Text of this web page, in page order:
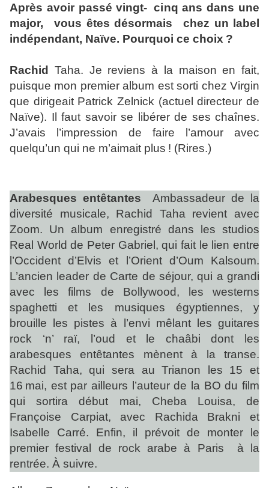
Après avoir passé vingt- cinq ans dans une
major, vous êtes désormais chez un label
indépendant, Naïve. Pourquoi ce choix ?
Rachid Taha. Je reviens à la maison en fait,
puisque mon premier album est sorti chez Virgin
que dirigeait Patrick Zelnick (actuel directeur de
Naïve). Il faut savoir se libérer de ses chaînes.
J’avais l’impression de faire l’amour avec
quelqu’un qui ne m’aimait plus ! (Rires.)
Arabesques entêtantes Ambassadeur de la
diversité musicale, Rachid Taha revient avec
Zoom. Un album enregistré dans les studios
Real World de Peter Gabriel, qui fait le lien entre
l’Occident d’Elvis et l’Orient d’Oum Kalsoum.
L’ancien leader de Carte de séjour, qui a grandi
avec les films de Bollywood, les westerns
spaghetti et les musiques égyptiennes, y
brouille les pistes à l’envi mêlant les guitares
rock ‘n’ raï, l’oud et le chaâbi dont les
arabesques entêtantes mènent à la transe.
Rachid Taha, qui sera au Trianon les 15 et
16 mai, est par ailleurs l’auteur de la BO du film
qui sortira début mai, Cheba Louisa, de
Françoise Carpiat, avec Rachida Brakni et
Isabelle Carré. Enfin, il prévoit de monter le
premier festival de rock arabe à Paris à la
rentrée. À suivre.